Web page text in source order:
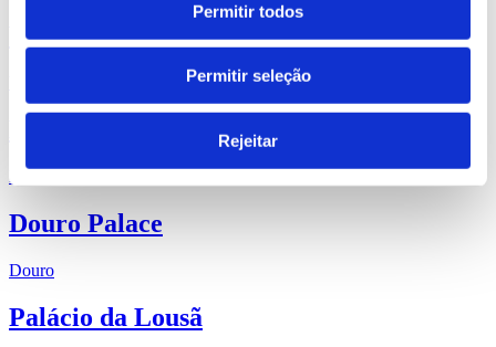
Permitir todos
Permitir seleção
Rejeitar
Villa C Boutique Hotel
Douro Royal Valley
Douro Palace
Douro
Palácio da Lousã